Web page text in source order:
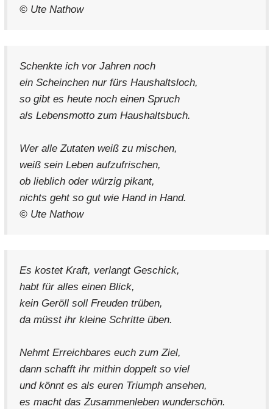
© Ute Nathow
Schenkte ich vor Jahren noch
ein Scheinchen nur fürs Haushaltsloch,
so gibt es heute noch einen Spruch
als Lebensmotto zum Haushaltsbuch.
Wer alle Zutaten weiß zu mischen,
weiß sein Leben aufzufrischen,
ob lieblich oder würzig pikant,
nichts geht so gut wie Hand in Hand.
© Ute Nathow
Es kostet Kraft, verlangt Geschick,
habt für alles einen Blick,
kein Geröll soll Freuden trüben,
da müsst ihr kleine Schritte üben.
Nehmt Erreichbares euch zum Ziel,
dann schafft ihr mithin doppelt so viel
und könnt es als euren Triumph ansehen,
es macht das Zusammenleben wunderschön.